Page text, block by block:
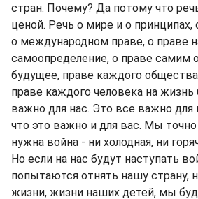
стран. Почему? Да потому что
ценой. Речь о мире и о принципах,
о международном праве, о праве
самоопределение, о праве самим
будущее, праве каждого
праве каждого человека на жизнь
важно для нас. Это все важно для
что это важно и для вас. Мы
нужна война - ни холодная, ни
Но если на нас будут наступать
попытаются отнять нашу страну,
жизни, жизни наших детей, мы